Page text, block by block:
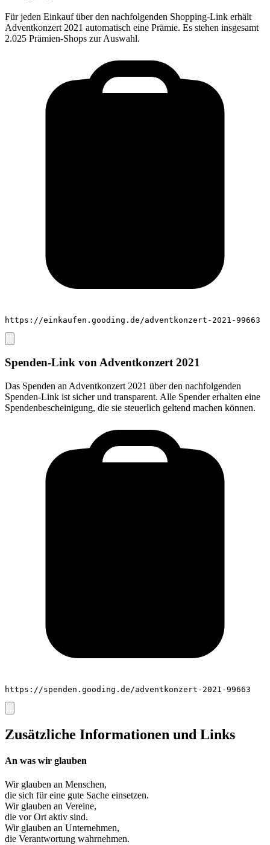
Für jeden Einkauf über den nachfolgenden Shopping-Link erhält
Adventkonzert 2021 automatisch eine Prämie. Es stehen insgesamt
2.025 Prämien-Shops zur Auswahl.
https://einkaufen.gooding.de/adventkonzert-2021-99663
Spenden-Link vonAdventkonzert 2021
Das Spenden an Adventkonzert 2021 über den nachfolgenden
Spenden-Link ist sicher und transparent. Alle Spender erhalten eine
Spendenbescheinigung, die sie steuerlich geltend machen können.
https://spenden.gooding.de/adventkonzert-2021-99663
Zusätzliche Informationen und Links
An was wir glauben
Wir glauben an Menschen,
die sich für eine gute Sache einsetzen.
Wir glauben an Vereine,
die vor Ort aktiv sind.
Wir glauben an Unternehmen,
die Verantwortung wahrnehmen.